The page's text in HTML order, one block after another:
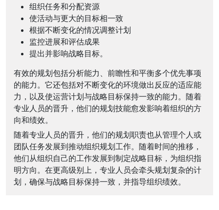
组织任务和分配资源
使活动与更大的目标相一致
根据不断变化的情况调整计划
监控进展和评估成果
提出并影响战略目标。
有效的规划包括分析能力、前瞻性和平衡多个优先事项
的能力。它还包括对不断变化的环境做出反应的适应能
力，以及使运营计划与战略目标保持一致的能力。随着
专业人员的晋升，他们的规划技能愈发影响着组织的方
向和绩效。
随着专业人员的晋升，他们的规划职责也从管理个人或
团队任务发展到推动组织规划工作。随着时间的推移，
他们从组织自己的工作发展到制定战略目标，为组织指
明方向。在更高级别上，专业人员会牵头规划复杂的计
划，确保与战略目标保持一致，并指导组织绩效。